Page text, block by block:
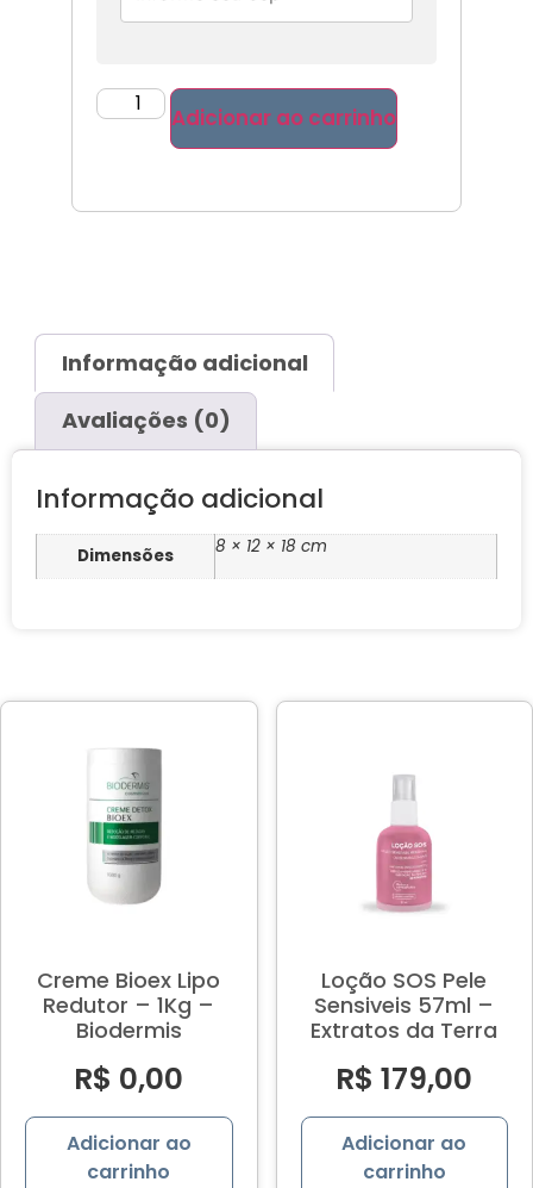
Adicionar ao carrinho
Informação adicional
Avaliações (0)
Informação adicional
Dimensões 8 × 12 × 18 cm
Creme Bioex Lipo
Redutor – 1Kg –
Biodermis
R$ 0,00
Adicionar ao
carrinho
Loção SOS Pele
Sensiveis 57ml –
Extratos da Terra
R$ 179,00
Adicionar ao
carrinho